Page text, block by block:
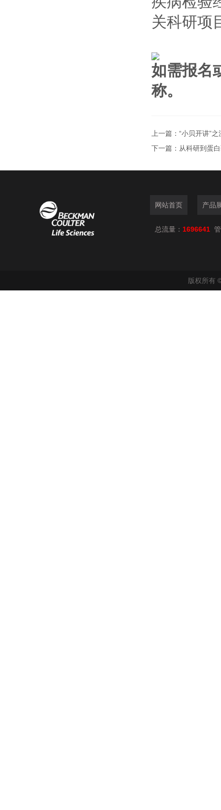
关科研项
如需报名
称。
上一篇： “小贝开讲”
下一篇： 从科研到蛋
网站首页 产品
总流量： 1696641
版权所有